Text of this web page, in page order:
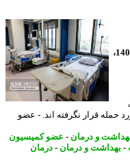
قرار نگرفته اند. - عضو
و درمان -عضو کمیسیون
و درمان -درمان